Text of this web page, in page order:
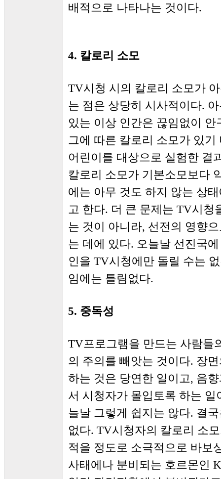
배적으로 나타나는 것이다.
4. 칼로리 소모
TV시청 시의 칼로리 소모가
는 점은 상당히 시사적이다.
있는 이상 인간은 끊임없이
그에 따른 칼로리 소모가 있
어린이를 대상으로 실험한 결
칼로리 소모가 기본소모보다
에는 아무 것도 하지 않는 상
고 한다. 더 큰 문제는 TV시청
는 것이 아니라, 선전의 영향
는 데에 있다. 오늘날 선진국
인을 TV시청에만 돌릴 수는
임에는 틀림없다.
5. 중독성
TV프로그램을 만드는 사람들
의 주의를 빼앗는 것이다. 장
하는 것은 당연한 일이고, 음
서 시청자가 몰입토록 하는
늘날 그렇게 쉽지는 않다. 결
없다. TV시청자의 칼로리 소
적을 정도로 소극적으로 바보
사태에나 분비되는 호르몬인